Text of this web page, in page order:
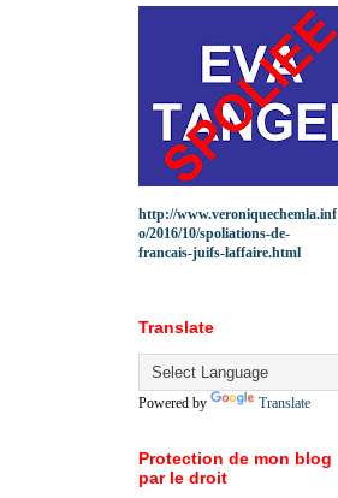
http://www.veroniquechemla.inf
o/2016/10/spoliations-de-
francais-juifs-laffaire.html
Translate
Powered by Translate
Protection de mon blog
par le droit